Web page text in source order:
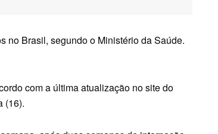
no Brasil, segundo o Ministério da Saúde.
com a última atualização no site do
(16).